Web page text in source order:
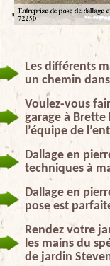
Les différents
un chemin
Voulez-vous
garage à Brette
l’équipe de
Dallage en
techniques à
Dallage en
pose est
Rendez votre
les mains du
de jardin